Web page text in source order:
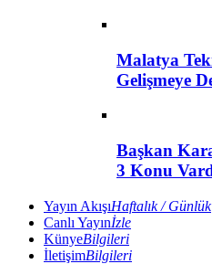
Malatya
Gelişmeye
Başkan
3 Konu
Yayın AkışıHaftalık / Günlük
Canlı Yayınİzle
KünyeBilgileri
İletişimBilgileri